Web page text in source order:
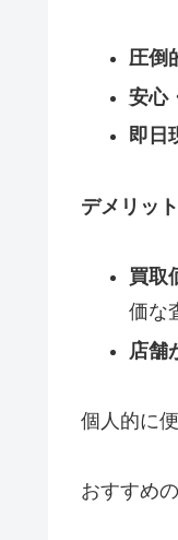
圧倒
安心
即日
デメリッ
買取
価な
店舗
個人的に
おすすめ